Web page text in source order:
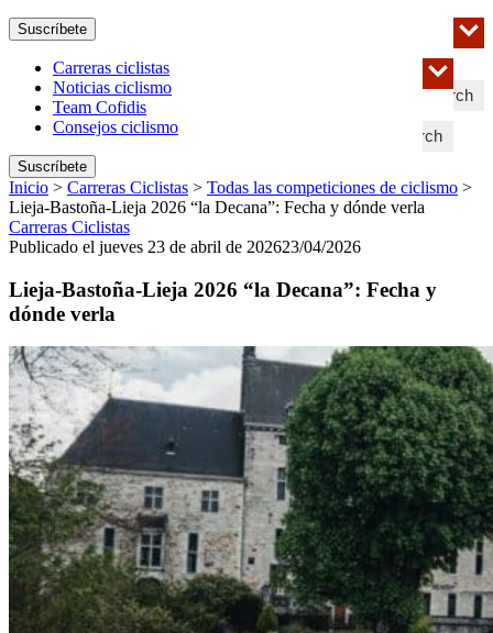
Search
Suscríbete
Search
Carreras ciclistas
Noticias ciclismo
Team Cofidis
Consejos ciclismo
Suscríbete
Inicio > Carreras Ciclistas > Todas las competiciones de ciclismo >
Lieja-Bastoña-Lieja 2026 “la Decana”: Fecha y dónde verla
Carreras Ciclistas
Publicado el jueves 23 de abril de 202623/04/2026
Lieja-Bastoña-Lieja 2026 “la Decana”: Fecha y
dónde verla